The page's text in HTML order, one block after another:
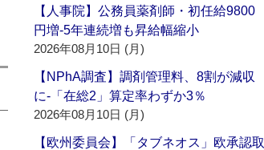
【人事院】公務員薬剤師・初任給9800
円増‐5年連続増も昇給幅縮小
2026年08月10日 (月)
【NPhA調査】調剤管理料、8割が減収
に‐「在総2」算定率わずか3％
2026年08月10日 (月)
【欧州委員会】「タブネオス」欧承認取